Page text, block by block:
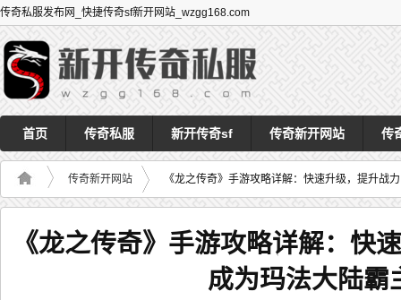
传奇私服发布网_快捷传奇sf新开网站_wzgg168.com
首页 传奇私服 新开传奇sf 传奇新开网站 传
传奇新开网站 《龙之传奇》手游攻略详解：快速升级，提升战
《龙之传奇》手游攻略详解：快
成为玛法大陆霸